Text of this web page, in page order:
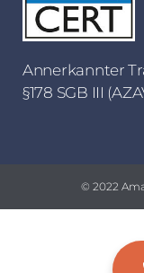
Annerkannter
§178 SGB III
© 2022